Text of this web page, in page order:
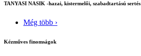
TANYASI NASIK -hazai, kistermelői, szabadtartású sertés
Még több ›
Kézműves finomságok